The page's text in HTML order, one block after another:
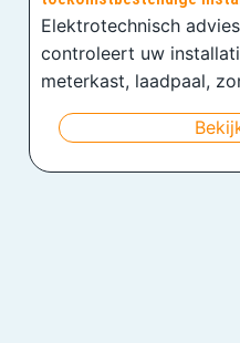
Elektrotechnisch
controleert uw
meterkast, laadpaal,